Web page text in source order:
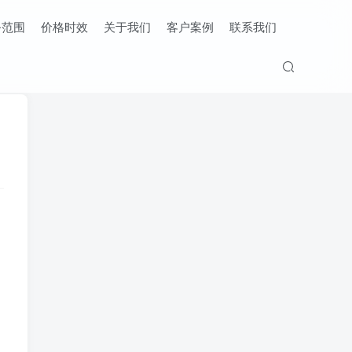
围 价格时效 关于我们 客户案例 联系我们